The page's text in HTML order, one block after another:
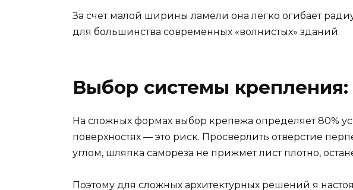
За счет малой ширины ламели она легко огибает
для большинства современных «волнистых» зданий.
Выбор системы
На сложных формах выбор крепежа определяет 80%
поверхностях — это риск. Просверлить отверстие
углом, шляпка самореза не прижмет лист плотно,
Поэтому для сложных архитектурных решений я